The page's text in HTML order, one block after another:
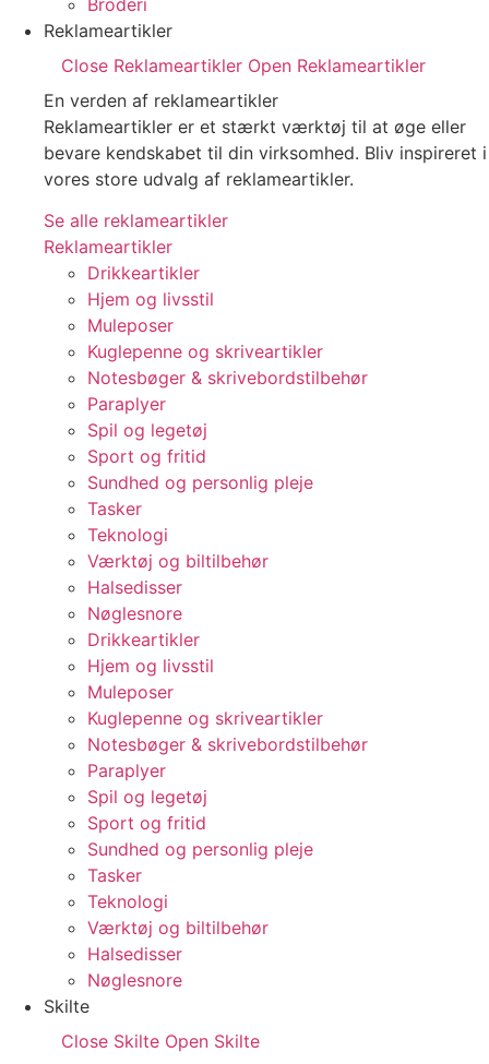
Reklameartikler
Close Reklameartikler Open Reklameartikler
En verden af reklameartikler ​
Reklameartikler er et stærkt værktøj til at øge eller
bevare kendskabet til din virksomhed. Bliv inspireret i
vores store udvalg af reklameartikler.
Se alle reklameartikler
Reklameartikler
Drikkeartikler
Hjem og livsstil
Muleposer
Kuglepenne og skriveartikler
Notesbøger & skrivebordstilbehør
Paraplyer
Spil og legetøj
Sport og fritid
Sundhed og personlig pleje
Tasker
Teknologi
Værktøj og biltilbehør
Halsedisser
Nøglesnore
Drikkeartikler
Hjem og livsstil
Muleposer
Kuglepenne og skriveartikler
Notesbøger & skrivebordstilbehør
Paraplyer
Spil og legetøj
Sport og fritid
Sundhed og personlig pleje
Tasker
Teknologi
Værktøj og biltilbehør
Halsedisser
Nøglesnore
Skilte
Close Skilte Open Skilte